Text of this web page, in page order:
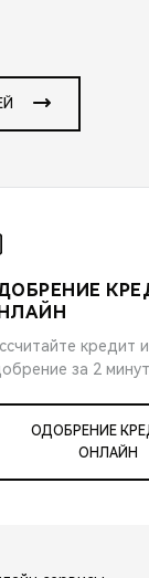
кредит
за 2
ОДОБРЕНИЕ
ОНЛАЙН